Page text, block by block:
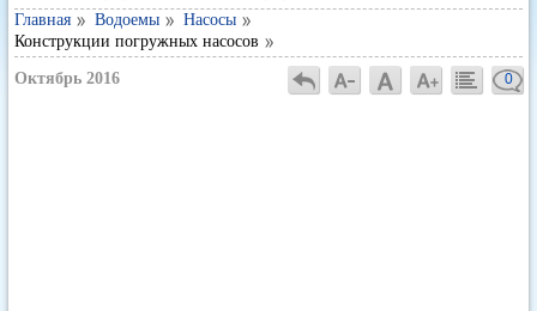
Главная Водоемы
Насосы
Конструкции погружных насосов
Октябрь 2016 0